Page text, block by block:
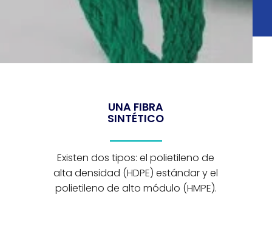
UNA FIBRA
SINTÉTICO
Existen dos tipos: el polietileno de
alta densidad (HDPE) estándar y el
polietileno de alto módulo (HMPE).